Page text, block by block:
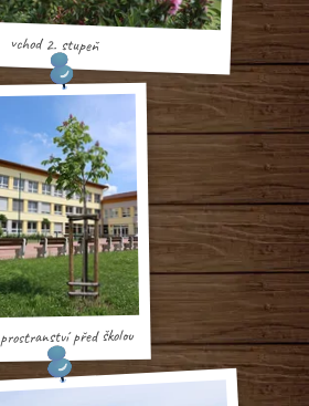
vchod 2. stupeň
prostranství před školou